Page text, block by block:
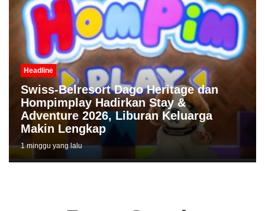
Headline
Swiss-Belresort Dago Heritage dan
Hompimplay Hadirkan Stay &
Adventure 2026, Liburan Keluarga
Makin Lengkap
1 minggu yang lalu